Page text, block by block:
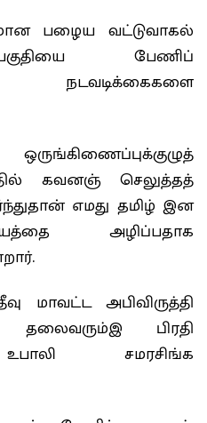
பழைய வட்டுவாகல்
பேணிப்
நடவடிக்கைகளை
கவனஞ் செலுத்தத்
எமது தமிழ் இன
அழிப்பதாக
மாவட்ட அபிவிருத்தி
தலைவரும்இ பிரதி
சமரசிங்க